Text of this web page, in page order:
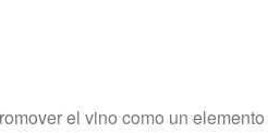
el vino como un